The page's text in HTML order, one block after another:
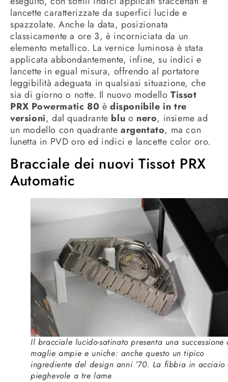
lancette caratterizzate da superfici lucide e
spazzolate. Anche la data, posizionata
classicamente a ore 3, è incorniciata da un
elemento metallico. La vernice luminosa è stata
applicata abbondantemente, infine, su indici e
lancette in egual misura, offrendo al portatore
leggibilità adeguata in qualsiasi situazione, che
sia di giorno o notte. Il nuovo modello Tissot
PRX Powermatic 80 è disponibile in tre
versioni, dal quadrante blu o nero, insieme ad
un modello con quadranteargentato, ma con
lunetta in PVD oro ed indici e lancette color oro.
Bracciale dei nuovi Tissot PRX
Automatic
Il bracciale lucido-satinato presenta una successione
maglie ampie e uniche: anche questo un tipico
ingrediente del design anni ’70. La fibbia in acciaio
pieghevole a tre lame